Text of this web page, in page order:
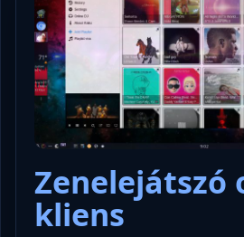
Zenelejátszó
kliens